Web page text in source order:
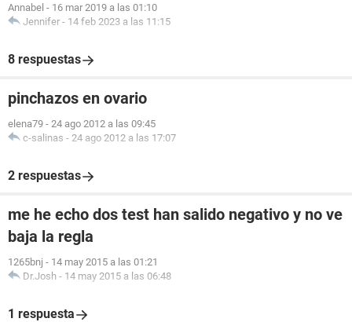
Annabel - 16 mar 2019 a las 01:10
Jennifer - 14 feb 2023 a las 11:15
8 respuestas
pinchazos en ovario
elena79 - 24 ago 2012 a las 09:45
c-salinas - 24 ago 2012 a las 17:07
2 respuestas
me he echo dos test han salido negativo y no ve
baja la regla
1265bnj - 14 may 2015 a las 01:21
Dr.Josh - 14 may 2015 a las 06:48
1 respuesta